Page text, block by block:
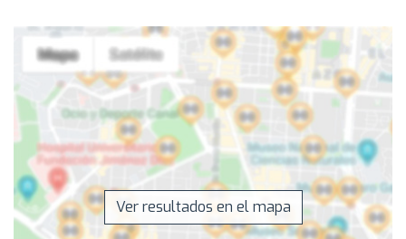
Ver resultados en el mapa